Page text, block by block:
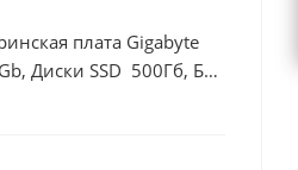
плата Gigabyte
Диски SSD 500Гб, БП